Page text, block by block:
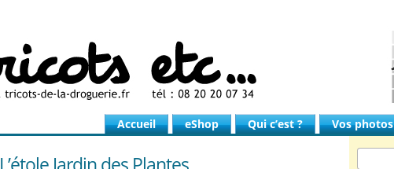
Accueil eShop Qui c’est ? Vos photos